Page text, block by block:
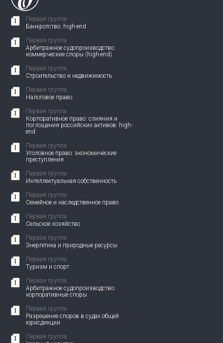
Первая группа
Банкротство: high-end
Первая группа
Арбитражное судопроизводство:
коммерческие споры (high-end)
Первая группа
Строительство и недвижимость
Первая группа
Налоговое право
Первая группа
Корпоративное право: слияния и
поглощения российских активов: high-
end
Первая группа
Уголовное право: экономические
преступления
Первая группа
Интеллектуальная собственность
Первая группа
Семейное и наследственное право
Первая группа
Сельское хозяйство
Первая группа
Энергетика и природные ресурсы
Первая группа
Туризм и спорт
Первая группа
Арбитражное судопроизводство:
корпоративные споры
Первая группа
Разрешение споров в судах общей
юрисдикции
Первая группа